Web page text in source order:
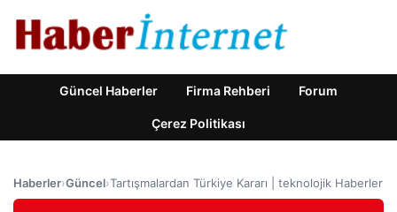
Güncel Haberler Firma Rehberi Forum
Çerez Politikası
Haberler›Güncel›Tartışmalardan Türkiye Kararı | teknolojik Haberler